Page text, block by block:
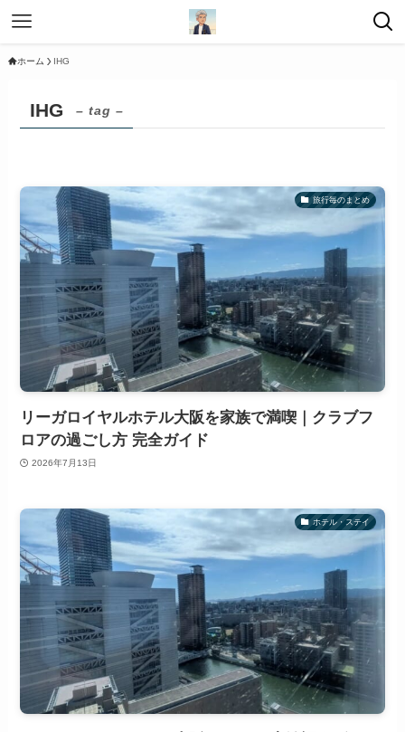
ホーム IHG
IHG – tag –
旅行毎のまとめ
リーガロイヤルホテル大阪を家族で満喫｜クラブフ
ロアの過ごし方 完全ガイド
2026年7月13日
ホテル・ステイ